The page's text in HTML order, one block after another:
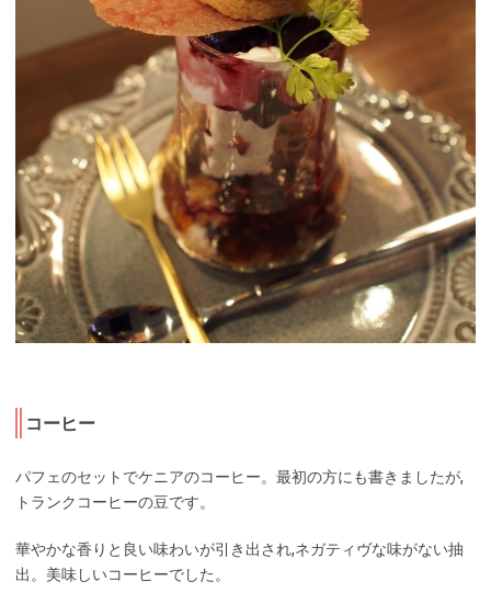
コーヒー
パフェのセットでケニアのコーヒー。最初の方にも書きましたが,
トランクコーヒーの豆です。
華やかな香りと良い味わいが引き出され,ネガティヴな味がない抽
出。美味しいコーヒーでした。